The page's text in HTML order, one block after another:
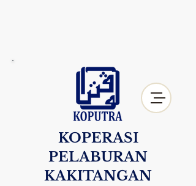
KOPERASI
PELABURAN
KAKITANGAN